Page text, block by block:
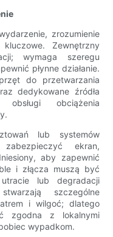
zrozumienie
Zewnętrzny
wymaga szeregu
płynne działanie.
do przetwarzania
dedykowane źródła
obciążenia
lub systemów
ekran,
aby zapewnić
i złącza muszą być
lub degradacji
szczególne
i wilgoć; dlatego
zgodna z lokalnymi
wypadkom.